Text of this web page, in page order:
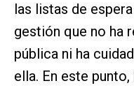
las listas de
gestión que no ha
pública ni ha
ella. En este